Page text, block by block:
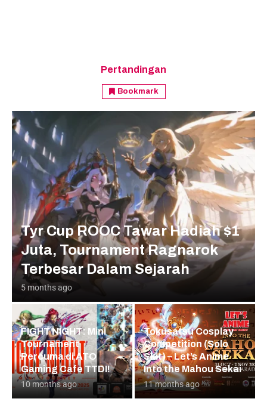
Pertandingan
Bookmark
Tyr Cup ROOC Tawar Hadiah $1
Juta, Tournament Ragnarok
Terbesar Dalam Sejarah
5 months ago
FIGHT NIGHT: Mini
Tournament
Percuma di ATO
Gaming Cafe TTDI!
10 months ago
Tokusatsu Cosplay
Competition (Solo
Skit) – Let’s Anime
Into the Mahou Sekai
11 months ago